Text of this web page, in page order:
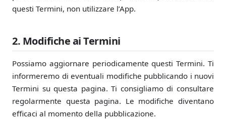
questi Termini, non utilizzare l’App.
2. Modifiche ai Termini
Possiamo aggiornare periodicamente questi Termini. Ti
informeremo di eventuali modifiche pubblicando i nuovi
Termini su questa pagina. Ti consigliamo di consultare
regolarmente questa pagina. Le modifiche diventano
efficaci al momento della pubblicazione.